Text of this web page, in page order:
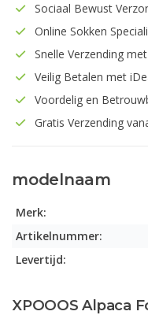
Sociaal Bewust
Online Sokken
Snelle Verzending
Veilig Betalen met
Voordelig en
Gratis Verzending
modelnaam
Merk:
Artikelnummer:
Levertijd:
XPOOOS Alpaca